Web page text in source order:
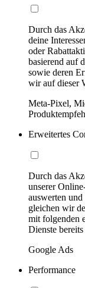
Durch das
deine
oder
basierend auf
sowie deren
wir auf dieser
Meta-Pixel,
Erweitertes
Durch das
unserer
auswerten
gleichen wir
mit folgenden
Dienste
Google Ads
Performance